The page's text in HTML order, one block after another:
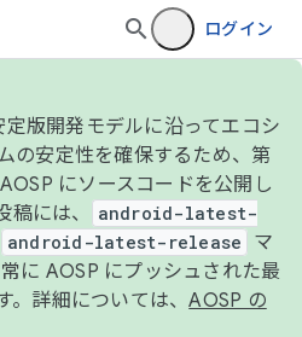
ログイン
版開発モデルに沿ってエコシ
の安定性を確保するため、第
にソースコードを公開し
稿には、
android-latest-
android-latest-release
マ
に AOSP にプッシュされた最
。詳細については、AOSP の